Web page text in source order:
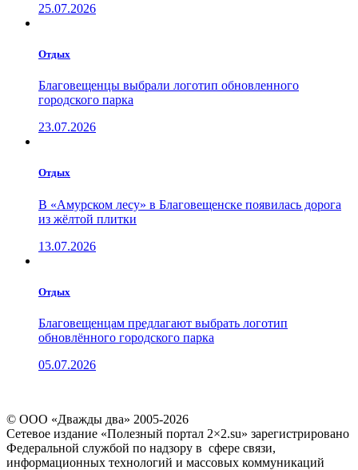
25.07.2026
Отдых
Благовещенцы выбрали логотип обновленного
городского парка
23.07.2026
Отдых
В «Амурском лесу» в Благовещенске появилась дорога
из жёлтой плитки
13.07.2026
Отдых
Благовещенцам предлагают выбрать логотип
обновлённого городского парка
05.07.2026
© ООО «Дважды два» 2005-2026
Сетевое издание «Полезный портал 2×2.su» зарегистрировано
Федеральной службой по надзору в сфере связи,
информационных технологий и массовых коммуникаций